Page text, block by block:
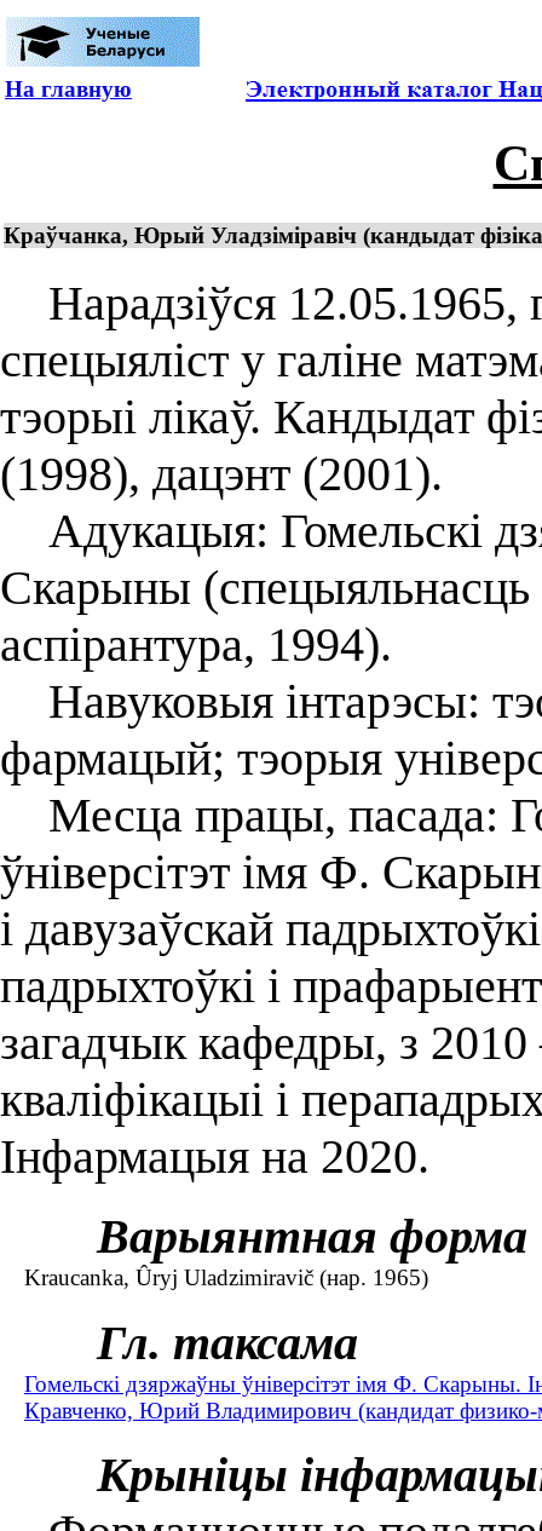
На главную
Краўчанка, Юрый Уладзіміравіч (кандыдат
Нарадзіўся 12.05.1965,
спецыяліст у галіне
тэорыі лікаў. Кандыдат
(1998), дацэнт (2001).
Адукацыя: Гомельскі
Скарыны
аспірантура, 1994).
Навуковыя інтарэсы:
фармацый; тэорыя
Месца працы, пасада:
ўніверсітэт імя Ф.
і давузаўскай
падрыхтоўкі і
загадчык кафедры, з
кваліфікацыі і
Інфармацыя на 2020.
Варыянтная форма
Kraucanka, Ûryj Uladzimiravič (нар. 1965)
Гл. таксама
Гомельскі дзяржаўны ўніверсітэт імя Ф. Скарыны.
Кравченко, Юрий Владимирович (кандидат физико-
Крыніцы